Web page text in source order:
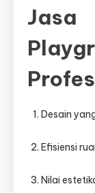
Desain
Efisiensi
Nilai